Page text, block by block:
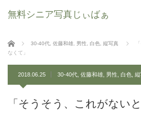
無料シニア写真じぃばぁ
ホーム 30-40代 佐藤和雄 男性 白色 縦写真
なくて」
2018.06.25 30-40代 佐藤和雄 男性 白色
「そうそう、これがない